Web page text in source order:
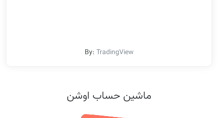
By: TradingView
ماشین حساب اوشن